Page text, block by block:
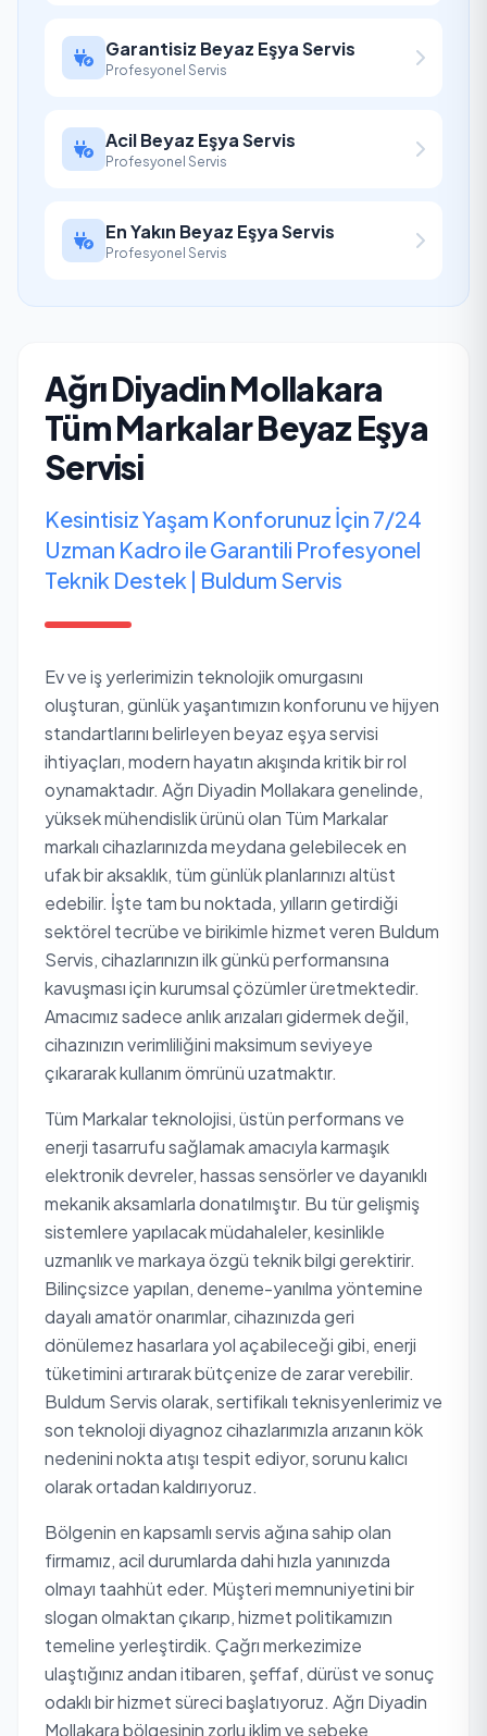
Garantisiz Beyaz Eşya Servis
Profesyonel Servis
Acil Beyaz Eşya Servis
Profesyonel Servis
En Yakın Beyaz Eşya Servis
Profesyonel Servis
Ağrı Diyadin Mollakara
Tüm Markalar Beyaz Eşya
Servisi
Kesintisiz Yaşam Konforunuz İçin 7/24
Uzman Kadro ile Garantili Profesyonel
Teknik Destek | Buldum Servis
Ev ve iş yerlerimizin teknolojik omurgasını
oluşturan, günlük yaşantımızın konforunu ve hijyen
standartlarını belirleyen beyaz eşya servisi
ihtiyaçları, modern hayatın akışında kritik bir rol
oynamaktadır. Ağrı Diyadin Mollakara genelinde,
yüksek mühendislik ürünü olan Tüm Markalar
markalı cihazlarınızda meydana gelebilecek en
ufak bir aksaklık, tüm günlük planlarınızı altüst
edebilir. İşte tam bu noktada, yılların getirdiği
sektörel tecrübe ve birikimle hizmet veren Buldum
Servis, cihazlarınızın ilk günkü performansına
kavuşması için kurumsal çözümler üretmektedir.
Amacımız sadece anlık arızaları gidermek değil,
cihazınızın verimliliğini maksimum seviyeye
çıkararak kullanım ömrünü uzatmaktır.
Tüm Markalar teknolojisi, üstün performans ve
enerji tasarrufu sağlamak amacıyla karmaşık
elektronik devreler, hassas sensörler ve dayanıklı
mekanik aksamlarla donatılmıştır. Bu tür gelişmiş
sistemlere yapılacak müdahaleler, kesinlikle
uzmanlık ve markaya özgü teknik bilgi gerektirir.
Bilinçsizce yapılan, deneme-yanılma yöntemine
dayalı amatör onarımlar, cihazınızda geri
dönülemez hasarlara yol açabileceği gibi, enerji
tüketimini artırarak bütçenize de zarar verebilir.
Buldum Servis olarak, sertifikalı teknisyenlerimiz ve
son teknoloji diyagnoz cihazlarımızla arızanın kök
nedenini nokta atışı tespit ediyor, sorunu kalıcı
olarak ortadan kaldırıyoruz.
Bölgenin en kapsamlı servis ağına sahip olan
firmamız, acil durumlarda dahi hızla yanınızda
olmayı taahhüt eder. Müşteri memnuniyetini bir
slogan olmaktan çıkarıp, hizmet politikamızın
temeline yerleştirdik. Çağrı merkezimize
ulaştığınız andan itibaren, şeffaf, dürüst ve sonuç
odaklı bir hizmet süreci başlatıyoruz. Ağrı Diyadin
Mollakara bölgesinin zorlu iklim ve şebeke